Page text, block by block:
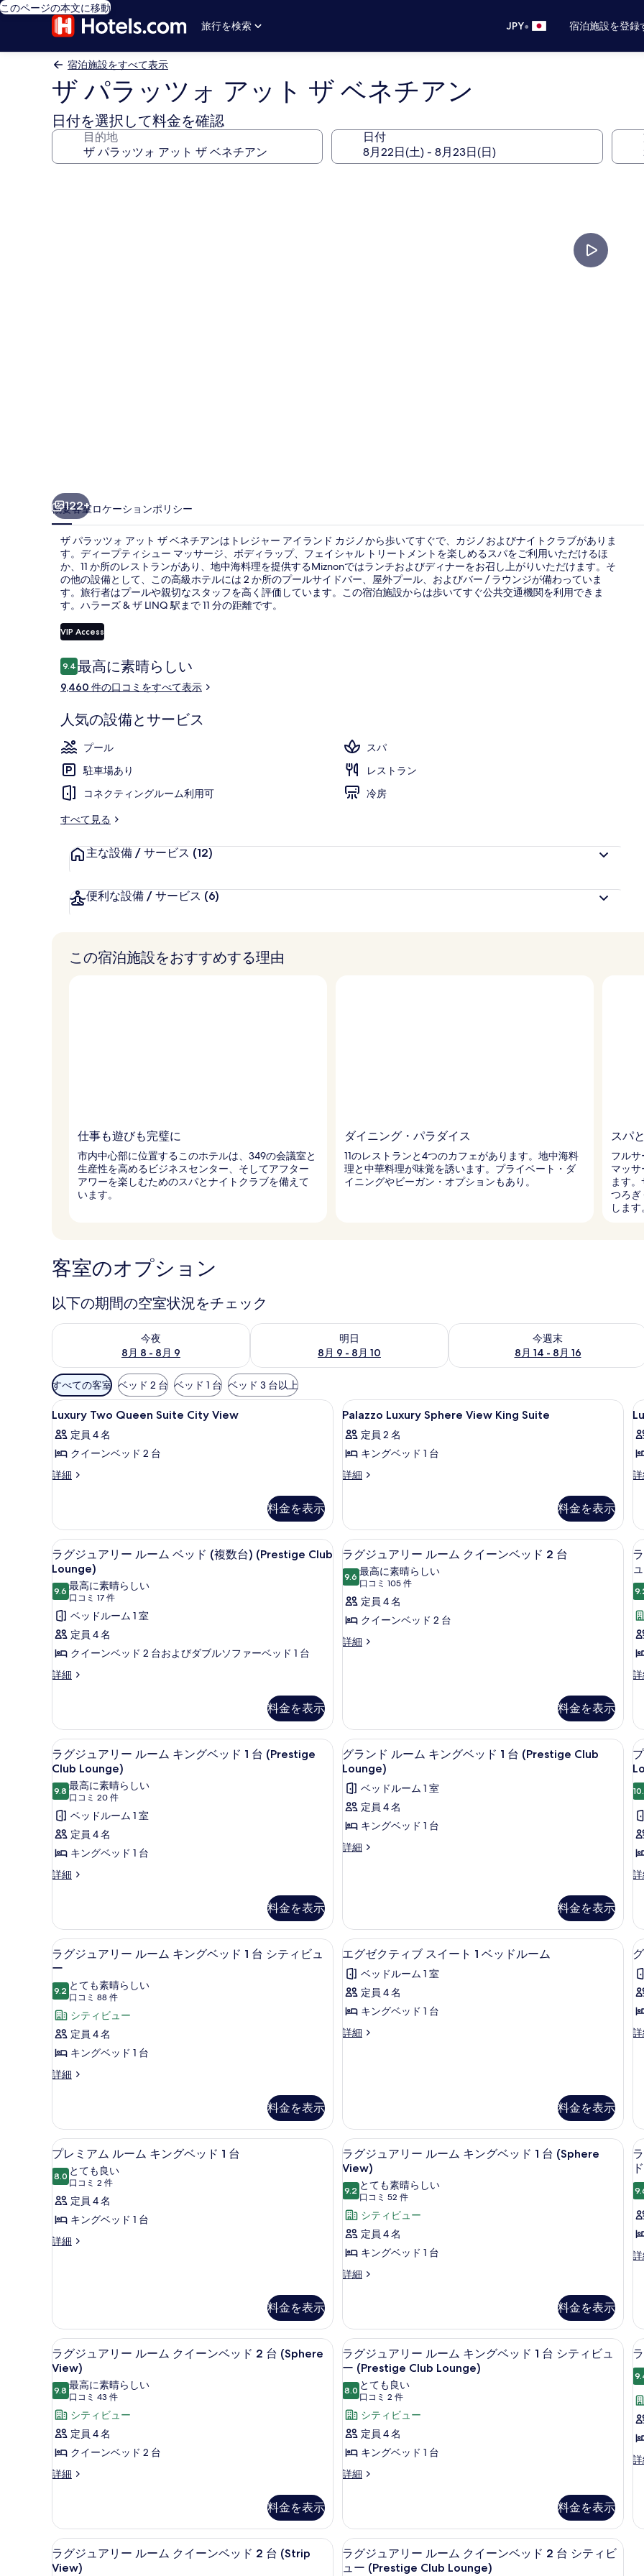
このページの本文に移動
旅行を検索
JPY• 宿泊施設を登録
宿泊施設をすべて表示
ザ パラッツォ アット ザ ベネチアン
日付を選択して料金を確認
目的地 日付
ン
の
写
真
ギ
ャ
ラ
リ
ー
テラス / パ
122+
概要客室ロケーションポリシー
ザ パラッツォ アット ザ ベネチアンはトレジャー アイランド カジノから歩いてすぐで、カジノおよびナイトクラブがありま
す。ディープティシュー マッサージ、ボディラップ、フェイシャル トリートメントを楽しめるスパをご利用いただけるほ
か、11 か所のレストランがあり、地中海料理を提供するMiznonではランチおよびディナーをお召し上がりいただけます。そ
の他の設備として、この高級ホテルには 2 か所のプールサイドバー、屋外プール、およびバー / ラウンジが備わっていま
す。旅行者はプールや親切なスタッフを高く評価しています。この宿泊施設からは歩いてすぐ公共交通機関を利用できま
す。ハラーズ & ザ LINQ 駅まで 11 分の距離です。
VIP Access
口
コ
ミ
9.410段階中9.4
最高に素晴らしい
9,460 件の口コミをすべて表示
人気の設備とサービス
プール
スパ
駐車場あり
レストラン
コネクティングルーム利用可
冷房
すべて見る
主な設備 / サービス (12)
便利な設備 / サービス (6)
この宿泊施設をおすすめする理由
仕事も遊びも完璧に
市内中心部に位置するこのホテルは、349の会議室と
生産性を高めるビジネスセンター、そしてアフター
アワーを楽しむためのスパとナイトクラブを備えて
います。
ダイニング・パラダイス
11のレストランと4つのカフェがあります。地中海料
理と中華料理が味覚を誘います。プライベート・ダ
イニングやビーガン・オプションもあり。
スパ
フル
マッ
ます
つろぎ
します
客室のオプション
以下の期間の空室状況をチェック
今夜
8月 8 - 8月 9
今夜 8月 8 - 8月 9 の空室状況をチェック
明日
8月 9 - 8月 10
明日 8月 9 - 8月 10 の空室状況をチェック
今週末
8月 14 - 8月 16
今週末 8月 14 - 8月 16 の空室状況を
利
用
可
能
な
客
室
り
込
み
条
件
すべての客室 ベッド 2 台 ベッド 1 台 ベッド 3 台以上
Luxury
Two
Queen
Suite
City
す
べ
て
の
写
真
を
表
示
高級寝具、ミニバー、セーフティボックス (室内)、デスク
3
Luxury Two Queen Suite City View
定員 4 名
クイーンベッド 2 台
詳細
Luxury
City
View
の
詳
料金を表示
Palazzo
Luxury
Sphere
View
King
す
べ
て
の
写
真
を
高級寝具、ミニバー、セーフティボ
4
Palazzo Luxury Sphere View King Suite
定員 2 名
キングベッド 1 台
詳細
Palazzo
King
Suite
の
細
料金を表示
の
詳
細
ラ
グ
ジ
ュ
ア
リ
ー
ル
ベ
ッ
ド
(複
数
台)
(Prestige
Club
Lounge)
べ
て
の
写
真
を
表
す
9
ラグジュアリー ルーム ベッド (複数台) (Prestige Club
Lounge)
9.610 点中 9.6
最高に素晴らしい
口コミ 17 件
(口
コ
ミ
17
件)
ベッドルーム 1 室
定員 4 名
クイーンベッド 2 台およびダブルソファーベッド 1 台
詳細
ラ
ア
リ
ー
ル
ム
ベ
ッ
ド
(複
数
台)
(Prestige
の
詳
細
料金を表示
ラ
グ
ジ
ュ
ア
リ
ク
イ
ー
ン
ベ
ッ
ド
す
べ
て
の
写
真
を
高級寝具、ミニバー、セーフティボ
5
ラグジュアリー ルーム クイーンベッド 2 台
9.610 点中 9.6
最高に素晴らしい
口コミ 105 件
(口
コ
ミ
件)
定員 4 名
クイーンベッド 2 台
詳細
ラ
ー
ル
ー
ム
ク
イ
ー
ン
ベ
ド
料金を表示
ラ
ア
リ
ー
ル
ム
ク
イ
ー
ン
ベ
ッ
ド
シ
テ
ィ
ビ
ュ
ー
の
詳
ラ
グ
ジ
ュ
ア
リ
ー
ル
キ
ン
グ
ベ
ッ
ド
1
台
(Prestige
の
す
べ
て
の
写
真
す
る
9
ラグジュアリー ルーム キングベッド 1 台 (Prestige
Club Lounge)
9.810 点中 9.8
最高に素晴らしい
口コミ 20 件
(口
コ
ミ
20
件)
ベッドルーム 1 室
定員 4 名
キングベッド 1 台
詳細
ラ
ア
リ
ー
ル
ム
キ
ン
グ
ベ
ッ
ド
1
Club
Lounge)
の
詳
細
料金を表示
グ
ラ
ン
ド
ル
ー
ベ
ッ
ド
台
(Prestige
Club
て
の
写
真
を
表
示
す
る
10
グランド ルーム キングベッド 1 台 (Prestige Club
Lounge)
ベッドルーム 1 室
定員 4 名
キングベッド 1 台
詳細
グ
ム
キ
ン
ベ
ッ
台
(Prestige
料金を表示
1
プ
ム
ル
ー
キ
ン
ベ
ッ
ド
の
詳
細
ラ
グ
ジ
ュ
ア
リ
ー
ル
キ
ン
グ
ベ
ッ
ド
1
ィ
ビ
ュ
ー
の
す
べ
て
の
を
表
示
高級寝具、ミニバー、セーフティボックス (室内)、デスク
6
ラグジュアリー ルーム キングベッド 1 台 シティビュ
ー
9.210 点中 9.2
とても素晴らしい
口コミ 88 件
(口
コ
ミ
88
件)
シティビュー
定員 4 名
キングベッド 1 台
詳細
ラ
ア
リ
ー
ー
キ
ン
ベ
テ
ィ
ビ
ュ
ー
の
詳
細
料金を表示
エ
グ
ゼ
ク
ィ
ト
1
ベ
ッ
ド
ル
ー
ム
の
べ
て
の
真
を
表
示
す
エグゼクティブ スイート 1 ベッドル
5
エグゼクティブ スイート 1 ベッドルーム
ベッドルーム 1 室
定員 4 名
キングベッド 1 台
詳細
エ
ス
ー
ト
1
ベ
ッ
ド
ル
ー
ム
詳
料金を表示
グ
1
ッ
ド
ル
ー
ム
の
細
プ
レ
ミ
ア
ム
ル
グ
ベ
ッ
ド
1
台
の
す
べ
の
写
真
プレミアム ルーム キングベッド 1 台 | 高級寝具、ミニバー、セーフティボックス (室内)、デスク
5
プレミアム ルーム キングベッド 1 台
8.010 点中 8.0
とても良い
口コミ 2 件
(口
コ
ミ
件)
定員 4 名
キングベッド 1 台
詳細
プ
ー
ム
キ
ン
グ
ベ
ッ
ド
台
の
詳
細
料金を表示
ラ
グ
ジ
ュ
ア
リ
ー
ル
キ
ン
グ
ベ
ッ
ド
1
台
(Sphere
す
べ
て
7
ラグジュアリー ルーム キングベッド 1 台 (Sphere
View)
9.210 点中 9.2
とても素晴らしい
口コミ 52 件
(口
コ
ミ
52
件)
シティビュー
定員 4 名
キングベッド 1 台
詳細
ラ
ア
リ
ー
ル
ム
キ
ン
グ
ベ
ッ
ド
1
View)
の
詳
細
料金を表示
1
ラ
リ
ー
ル
ー
ム
キ
ン
グ
ベ
ッ
1
ー
ラ
グ
ジ
ュ
ア
リ
ー
ル
ク
イ
ー
6
ラグジュアリー ルーム クイーンベッド 2 台 (Sphere
View)
9.810 点中 9.8
最高に素晴らしい
口コミ 43 件
(口
コ
ミ
43
件)
シティビュー
定員 4 名
クイーンベッド 2 台
詳細
ラ
ア
リ
ー
ル
料金を表示
ラ
グ
ジ
ュ
ア
リ
ー
ル
キ
ン
グ
9
ラグジュアリー ルーム キングベッド 1 台 シティビュ
ー (Prestige Club Lounge)
8.010 点中 8.0
とても良い
口コミ 2 件
(口
コ
ミ
2
件)
シティビュー
定員 4 名
キングベッド 1 台
詳細
ラ
ア
リ
ー
ル
料金を表示
ラ
リ
ラ
グ
6
ラグジュアリー ルーム クイーンベッド 2 台 (Strip
View)
ラ
グ
8
ラグジュアリー ルーム クイーンベッド 2 台 シティビ
ュー (Prestige Club Lounge)